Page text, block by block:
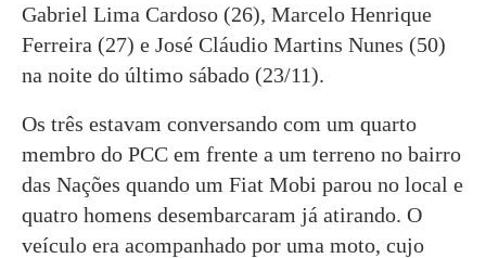
Gabriel Lima Cardoso (26), Marcelo Henrique
Ferreira (27) e José Cláudio Martins Nunes (50)
na noite do último sábado (23/11).
Os três estavam conversando com um quarto
membro do PCC em frente a um terreno no bairro
das Nações quando um Fiat Mobi parou no local e
quatro homens desembarcaram já atirando. O
veículo era acompanhado por uma moto, cujo